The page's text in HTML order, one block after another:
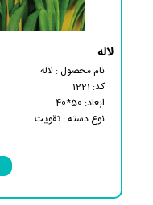
لاله
نام محصول : لاله
کد: 1221
ابعاد: 50*40
نوع دسته : تقویت